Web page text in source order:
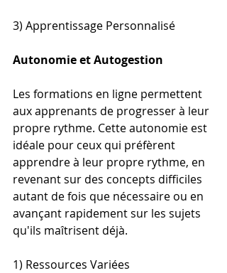
3) Apprentissage Personnalisé
Autonomie et Autogestion
Les formations en ligne permettent
aux apprenants de progresser à leur
propre rythme. Cette autonomie est
idéale pour ceux qui préfèrent
apprendre à leur propre rythme, en
revenant sur des concepts difficiles
autant de fois que nécessaire ou en
avançant rapidement sur les sujets
qu'ils maîtrisent déjà.
1) Ressources Variées